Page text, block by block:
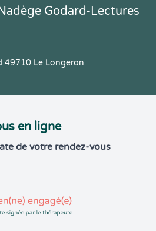
Godard-Lectures
49710 Le Longeron
en ligne
de votre rendez-vous